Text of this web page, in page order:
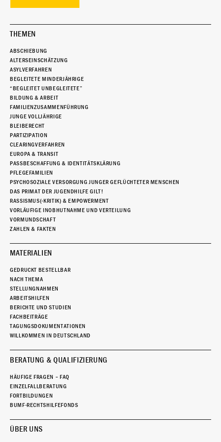
THEMEN
ABSCHIEBUNG
ALTERSEINSCHÄTZUNG
ASYLVERFAHREN
BEGLEITETE MINDERJÄHRIGE
“BEGLEITET UNBEGLEITETE”
BILDUNG & ARBEIT
FAMILIENZUSAMMENFÜHRUNG
JUNGE VOLLJÄHRIGE
BLEIBERECHT
PARTIZIPATION
CLEARINGVERFAHREN
EUROPA & TRANSIT
PASSBESCHAFFUNG & IDENTITÄTSKLÄRUNG
PFLEGEFAMILIEN
PSYCHOSOZIALE VERSORGUNG JUNGER GEFLÜCHTETER MENSCHEN
DAS PRIMAT DER JUGENDHILFE GILT!
RASSISMUS(-KRITIK) & EMPOWERMENT
VORLÄUFIGE INOBHUTNAHME UND VERTEILUNG
VORMUNDSCHAFT
ZAHLEN & FAKTEN
MATERIALIEN
GEDRUCKT BESTELLBAR
NACH THEMA
STELLUNGNAHMEN
ARBEITSHILFEN
BERICHTE UND STUDIEN
FACHBEITRÄGE
TAGUNGSDOKUMENTATIONEN
WILLKOMMEN IN DEUTSCHLAND
BERATUNG & QUALIFIZIERUNG
HÄUFIGE FRAGEN – FAQ
EINZELFALLBERATUNG
FORTBILDUNGEN
BUMF-RECHTSHILFEFONDS
ÜBER UNS